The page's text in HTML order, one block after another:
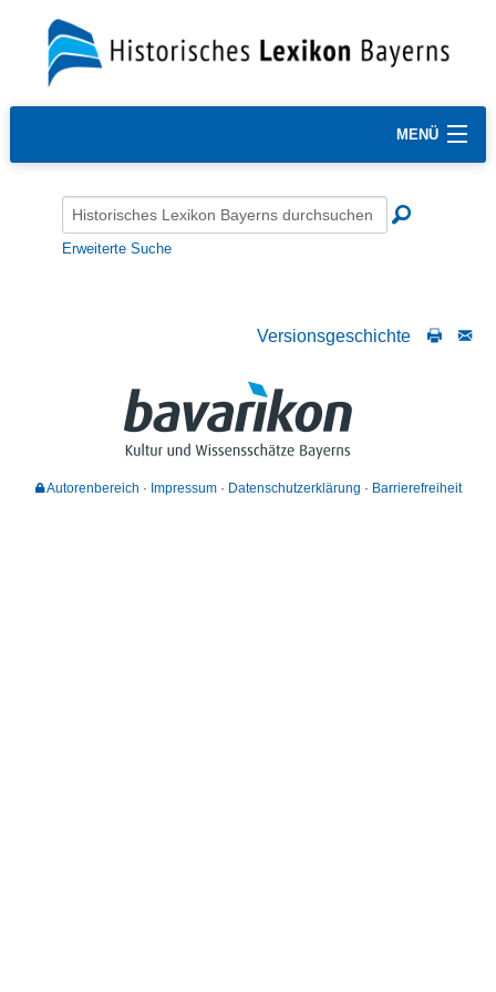
MENÜ
Erweiterte Suche
Versionsgeschichte
Autorenbereich Impressum Datenschutzerklärung Barrierefreiheit